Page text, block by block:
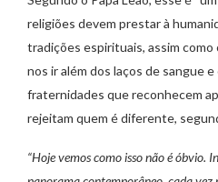
religiões devem prestar à
tradições espirituais, assim como
nos ir além dos laços de sangue
fraternidades que reconhecem
rejeitam quem é diferente,
“Hoje vemos como isso não é óbvio.